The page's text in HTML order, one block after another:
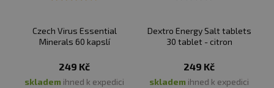
Czech Virus Essential
Minerals 60 kapslí
249 Kč
skladem ihned k expedici
Dextro Energy Salt tablets
30 tablet - citron
249 Kč
skladem ihned k expedici